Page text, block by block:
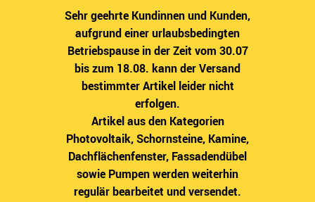
Sehr geehrte Kundinnen und Kunden,
aufgrund einer urlaubsbedingten
Betriebspause in der Zeit vom 30.07
bis zum 18.08. kann der Versand
bestimmter Artikel leider nicht
erfolgen.
Artikel aus den Kategorien
Photovoltaik, Schornsteine, Kamine,
Dachflächenfenster, Fassadendübel
sowie Pumpen werden weiterhin
regulär bearbeitet und versendet.